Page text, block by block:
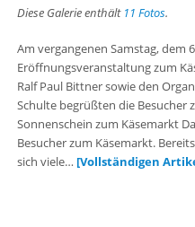
Diese Galerie enthält 11 Fotos.
Am vergangenen Samstag, dem
Eröffnungsveranstaltung zum
Ralf Paul Bittner sowie den
Schulte begrüßten die Besucher
Sonnenschein zum Käsemarkt
Besucher zum Käsemarkt.
sich viele… [Vollständigen